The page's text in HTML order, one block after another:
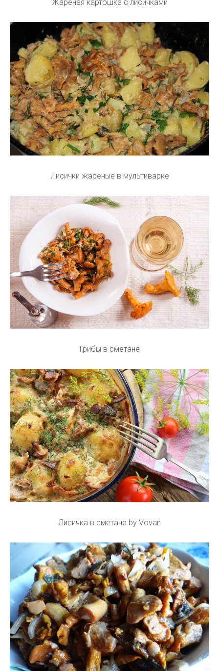
Жареная картошка с лисичками
Лисички жареные в мультиварке
Грибы в сметане
Лисичка в сметане by Vovan